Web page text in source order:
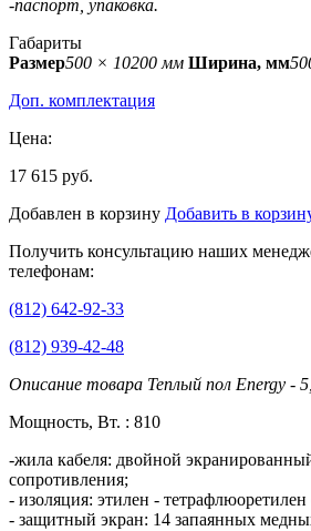
-паспорт, упаковка.
Габариты
Размер500 × 10200 мм Ширина, мм
Доп. комплектация
Цена:
17 615 руб.
Добавлен в корзину Добавить в
Получить консультацию наших
телефонам:
(812) 642-92-33
(812) 939-42-48
Описание товара Теплый пол Energy -
Мощность, Вт. : 810
-жила кабеля: двойной
сопротивления;
- изоляция: этилен -
- защитный экран: 14 запаянных